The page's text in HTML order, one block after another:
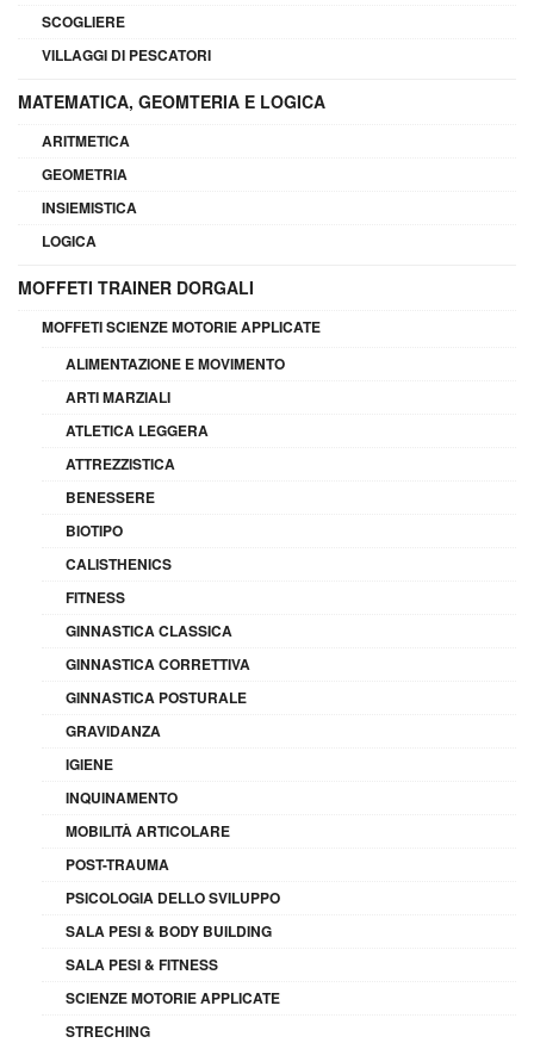
SCOGLIERE
VILLAGGI DI PESCATORI
MATEMATICA, GEOMTERIA E LOGICA
ARITMETICA
GEOMETRIA
INSIEMISTICA
LOGICA
MOFFETI TRAINER DORGALI
MOFFETI SCIENZE MOTORIE APPLICATE
ALIMENTAZIONE E MOVIMENTO
ARTI MARZIALI
ATLETICA LEGGERA
ATTREZZISTICA
BENESSERE
BIOTIPO
CALISTHENICS
FITNESS
GINNASTICA CLASSICA
GINNASTICA CORRETTIVA
GINNASTICA POSTURALE
GRAVIDANZA
IGIENE
INQUINAMENTO
MOBILITÀ ARTICOLARE
POST-TRAUMA
PSICOLOGIA DELLO SVILUPPO
SALA PESI & BODY BUILDING
SALA PESI & FITNESS
SCIENZE MOTORIE APPLICATE
STRECHING